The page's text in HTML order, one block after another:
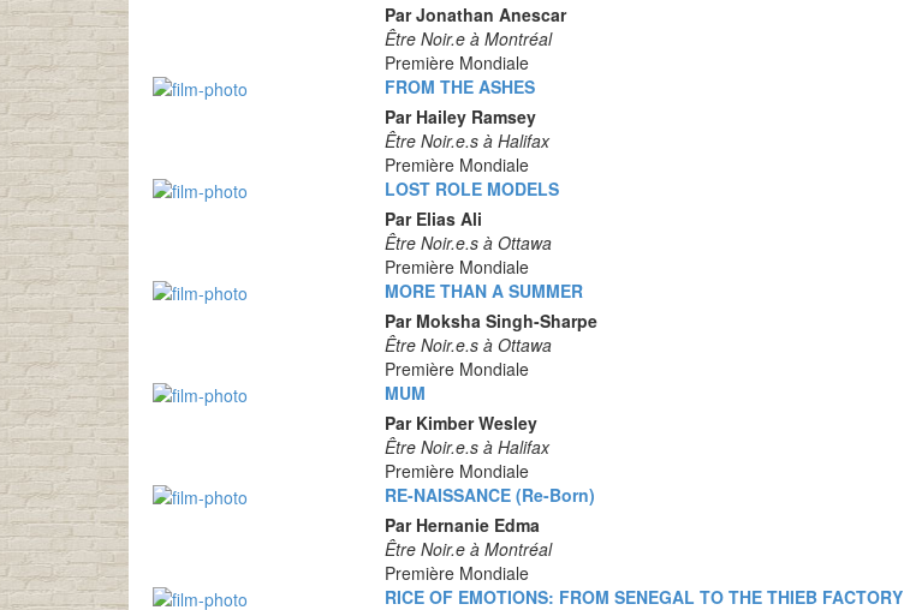
Par Jonathan Anescar
Être Noir.e à Montréal
Première Mondiale
FROM THE ASHES
Par Hailey Ramsey
Être Noir.e.s à Halifax
Première Mondiale
LOST ROLE MODELS
Par Elias Ali
Être Noir.e.s à Ottawa
Première Mondiale
MORE THAN A SUMMER
Par Moksha Singh-Sharpe
Être Noir.e.s à Ottawa
Première Mondiale
MUM
Par Kimber Wesley
Être Noir.e.s à Halifax
Première Mondiale
RE-NAISSANCE (Re-Born)
Par Hernanie Edma
Être Noir.e à Montréal
Première Mondiale
RICE OF EMOTIONS: FROM SENEGAL TO THE THIEB FACTORY